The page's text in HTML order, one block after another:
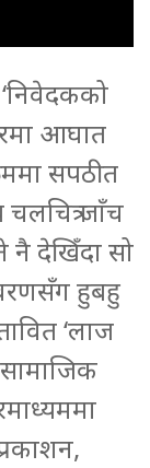
आघात
सपठीत
जाँच
नै देखिँदा सो
हुबहु
‘लाज